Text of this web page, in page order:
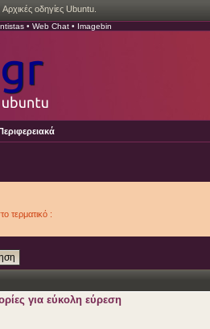
Αρχικές οδηγίες Ubuntu.
• Web Chat • Imagebin
τερματικό :
για εύκολη εύρεση